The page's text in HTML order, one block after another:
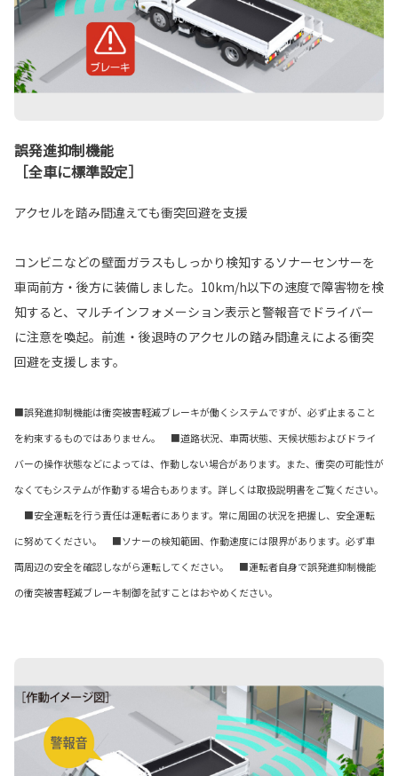
誤発進抑制機能
［全車に標準設定］
アクセルを踏み間違えても衝突回避を支援
コンビニなどの壁面ガラスもしっかり検知するソナーセンサーを
車両前方・後方に装備しました。10km/h以下の速度で障害物を検
知すると、マルチインフォメーション表示と警報音でドライバー
に注意を喚起。前進・後退時のアクセルの踏み間違えによる衝突
回避を支援します。
■誤発進抑制機能は衝突被害軽減ブレーキが働くシステムですが、必ず止まること
を約束するものではありません。 ■道路状況、車両状態、天候状態およびドライ
バーの操作状態などによっては、作動しない場合があります。また、衝突の可能性が
なくてもシステムが作動する場合もあります。詳しくは取扱説明書をご覧ください。
■安全運転を行う責任は運転者にあります。常に周囲の状況を把握し、安全運転
に努めてください。 ■ソナーの検知範囲、作動速度には限界があります。必ず車
両周辺の安全を確認しながら運転してください。 ■運転者自身で誤発進抑制機能
の衝突被害軽減ブレーキ制御を試すことはおやめください。